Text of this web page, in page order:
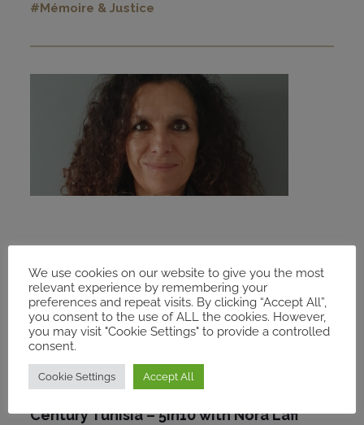
#Mémoire & Justice
FORUM TRANSREGIONALE STUDIEN
PUBLISHED 21. SEPTEMBER 2023 · UPDATED 11.
FEBRUARY 2025
Women Resisting Colonization: Female
Century Tunisia – 5in10 with Nora Lafi
We use cookies on our website to give you the most
relevant experience by remembering your
preferences and repeat visits. By clicking “Accept All”,
you consent to the use of ALL the cookies. However,
you may visit "Cookie Settings" to provide a controlled
consent.
Cookie Settings Accept All